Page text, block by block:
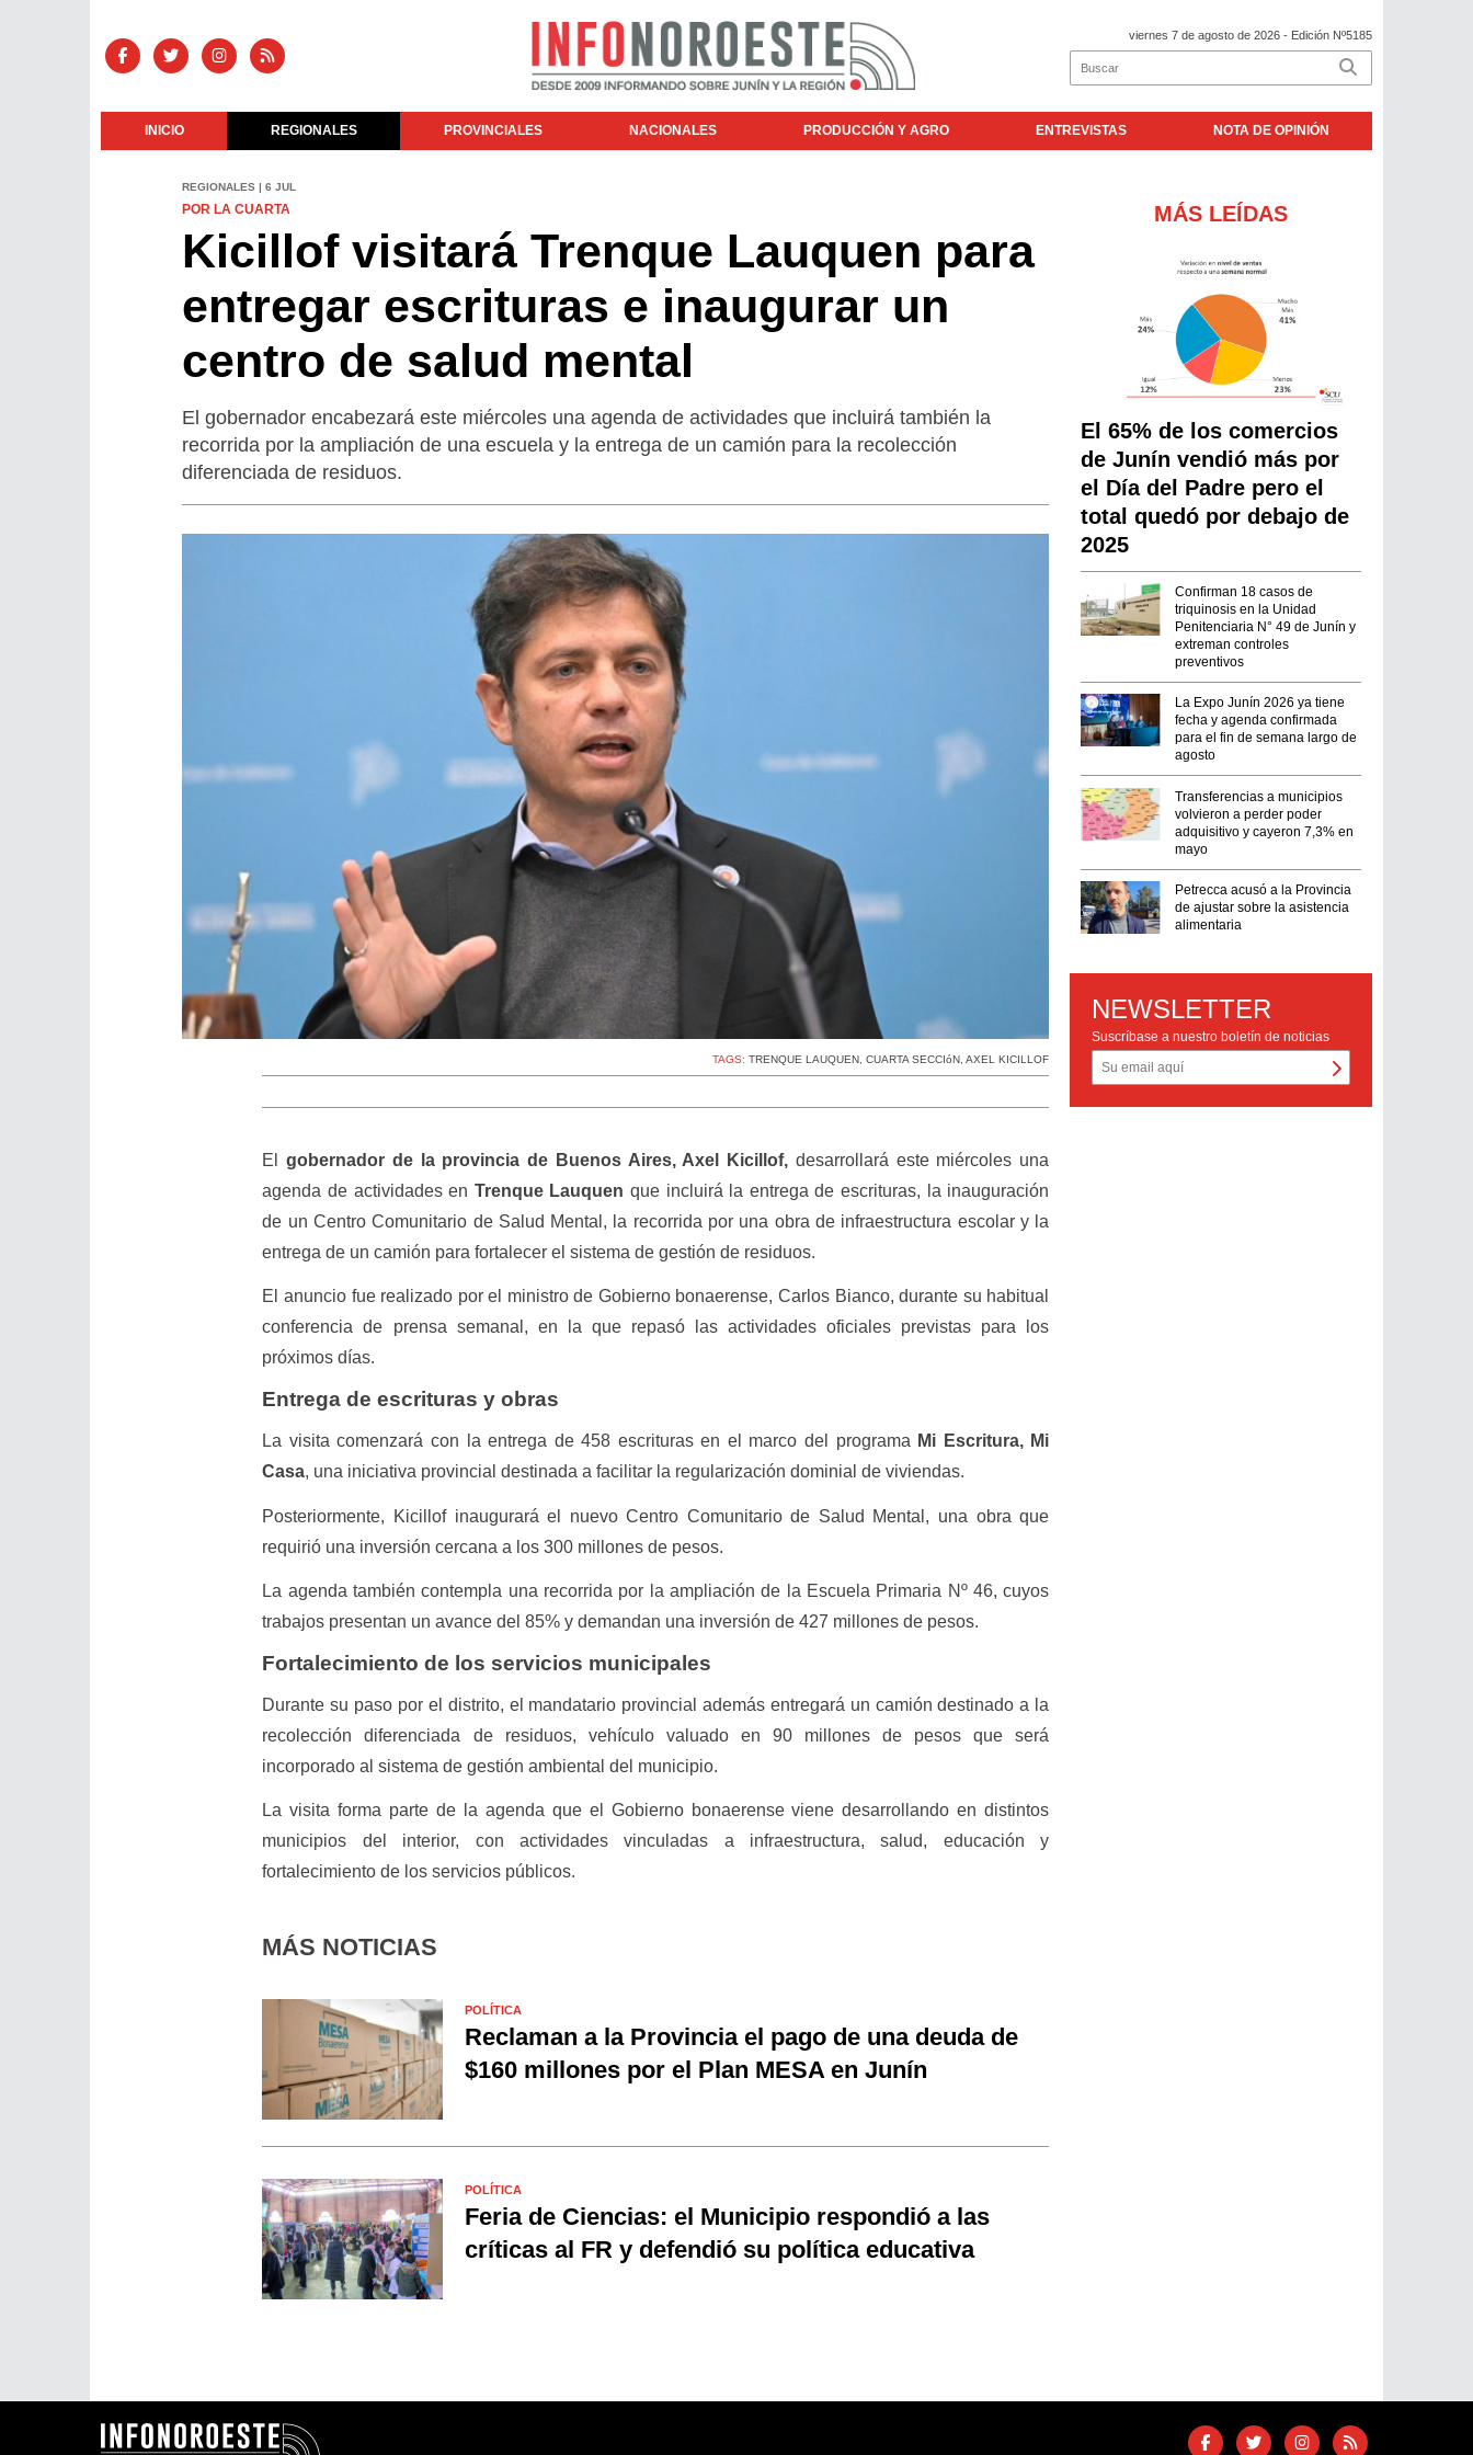
viernes 7 de agosto de 2026 - Edición Nº5185
INICIO REGIONALES PROVINCIALES NACIONALES PRODUCCIÓN Y AGRO ENTREVISTAS NOTA DE OPINIÓN
REGIONALES | 6 JUL
POR LA CUARTA
Kicillof visitará Trenque Lauquen para
entregar escrituras e inaugurar un
centro de salud mental
El gobernador encabezará este miércoles una agenda de actividades que incluirá también la
recorrida por la ampliación de una escuela y la entrega de un camión para la recolección
diferenciada de residuos.
TAGS:TRENQUE LAUQUEN ,CUARTA SECCIóN ,AXEL KICILLOF
Elgobernador de la provincia de Buenos Aires, Axel Kicillof, desarrollará este miércoles una
agenda de actividades en Trenque Lauquen que incluirá la entrega de escrituras, la inauguración
de un Centro Comunitario de Salud Mental, la recorrida por una obra de infraestructura escolar y la
entrega de un camión para fortalecer el sistema de gestión de residuos.
El anuncio fue realizado por el ministro de Gobierno bonaerense, Carlos Bianco, durante su habitual
conferencia de prensa semanal, en la que repasó las actividades oficiales previstas para los
próximos días.
Entrega de escrituras y obras
La visita comenzará con la entrega de 458 escrituras en el marco del programa Mi Escritura, Mi
Casa, una iniciativa provincial destinada a facilitar la regularización dominial de viviendas.
Posteriormente, Kicillof inaugurará el nuevo Centro Comunitario de Salud Mental, una obra que
requirió una inversión cercana a los 300 millones de pesos.
La agenda también contempla una recorrida por la ampliación de la Escuela Primaria Nº 46, cuyos
trabajos presentan un avance del 85% y demandan una inversión de 427 millones de pesos.
Fortalecimiento de los servicios municipales
Durante su paso por el distrito, el mandatario provincial además entregará un camión destinado a la
recolección diferenciada de residuos, vehículo valuado en 90 millones de pesos que será
incorporado al sistema de gestión ambiental del municipio.
La visita forma parte de la agenda que el Gobierno bonaerense viene desarrollando en distintos
municipios del interior, con actividades vinculadas a infraestructura, salud, educación y
fortalecimiento de los servicios públicos.
MÁS NOTICIAS
POLÍTICA
Reclaman a la Provincia el pago de una deuda de
$160 millones por el Plan MESA en Junín
POLÍTICA
Feria de Ciencias: el Municipio respondió a las
críticas al FR y defendió su política educativa
MÁS LEÍDAS
El 65% de los comercios
de Junín vendió más por
el Día del Padre pero el
total quedó por debajo de
2025
Confirman 18 casos de
triquinosis en la Unidad
Penitenciaria N° 49 de Junín y
extreman controles
preventivos
La Expo Junín 2026 ya tiene
fecha y agenda confirmada
para el fin de semana largo de
agosto
Transferencias a municipios
volvieron a perder poder
adquisitivo y cayeron 7,3% en
mayo
Petrecca acusó a la Provincia
de ajustar sobre la asistencia
alimentaria
NEWSLETTER
Suscríbase a nuestro boletín de noticias